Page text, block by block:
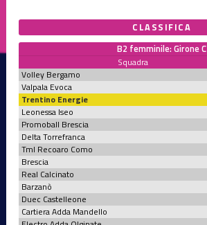
CLASSIFICA
B2 femminile: Girone C
Squadra
Volley Bergamo
Valpala Evoca
Trentino Energie
Leonessa Iseo
Promoball Brescia
Delta Torrefranca
Tml Recoaro Como
Brescia
Real Calcinato
Barzanò
Duec Castelleone
Cartiera Adda Mandello